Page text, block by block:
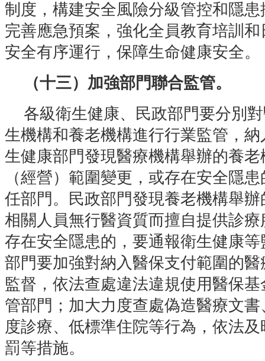
制度，構建安全風險分級管控和隱
完善應急預案，強化全員教育培訓
安全有序運行，保障生命健康安全。
（十三）加強部門聯合監管。
各級衛生健康、民政部門要分別
生機構和養老機構進行行業監管，
生健康部門發現醫療機構舉辦的養
（經營）範圍變更，或存在安全隱
任部門。民政部門發現養老機構舉
相關人員無行醫資質而擅自提供診
存在安全隱患的，要通報衛生健康
部門要加強對納入醫保支付範圍的
監督，依法查處違法違規使用醫保
管部門；加大力度查處偽造醫療文
度診療、低標準住院等行為，依法
罰等措施。